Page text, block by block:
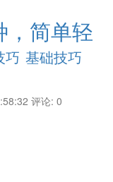
，简单轻
巧 基础技巧
评论: 0